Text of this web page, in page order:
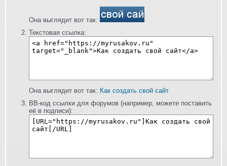
Она выглядит вот так:
Текстовая ссылка:
Она выглядит вот так: Как создать свой сайт
BB-код ссылки для форумов (например, можете поставить
её в подписи):